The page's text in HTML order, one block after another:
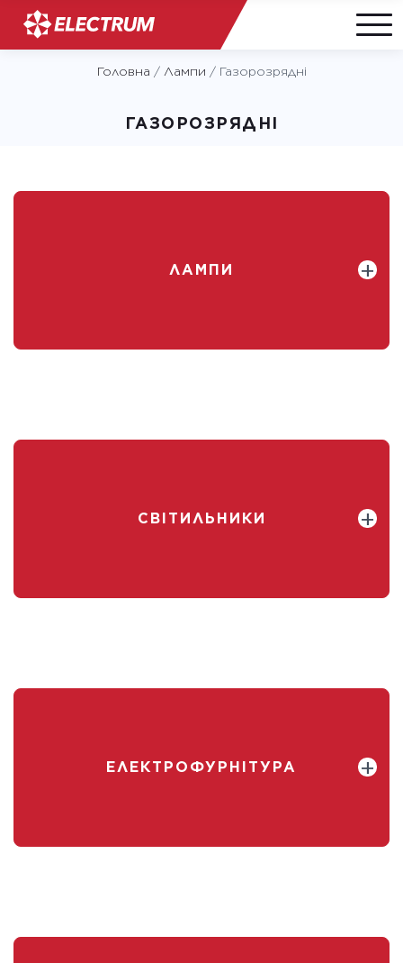
Головна / Лампи / Газорозрядні
ГАЗОРОЗРЯДНІ
ЛАМПИ
СВІТИЛЬНИКИ
ЕЛЕКТРОФУРНІТУРА